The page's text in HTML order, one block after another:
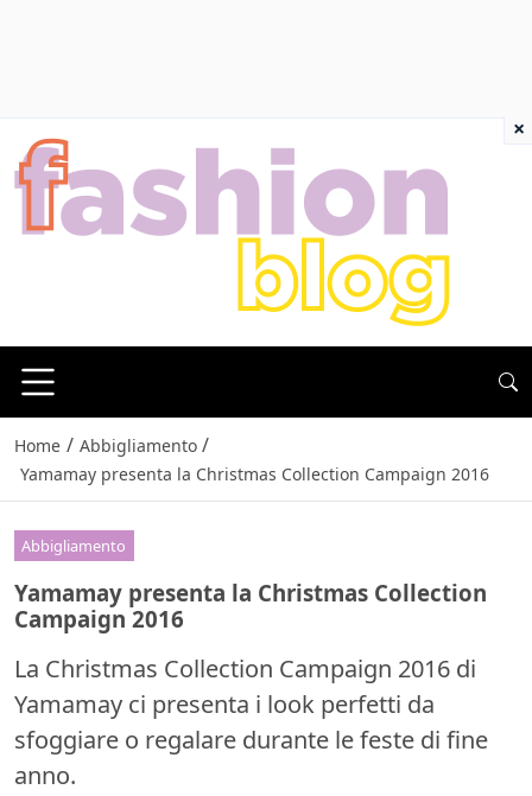
Home / Abbigliamento /
Yamamay presenta la Christmas Collection Campaign 2016
Abbigliamento
Yamamay presenta la Christmas Collection
Campaign 2016
La Christmas Collection Campaign 2016 di
Yamamay ci presenta i look perfetti da
sfoggiare o regalare durante le feste di fine
anno.
×